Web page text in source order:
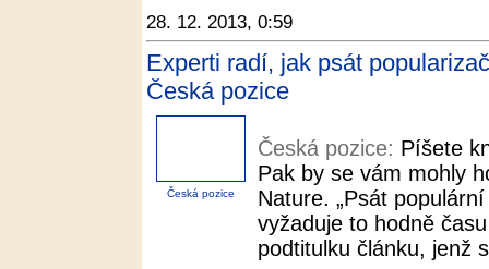
28. 12. 2013, 0:59
Experti radí, jak psát
Česká pozice
Česká pozice
Česká pozice: Píšete
Pak by se vám mohly
Nature. „Psát
vyžaduje to hodně
podtitulku článku, jenž